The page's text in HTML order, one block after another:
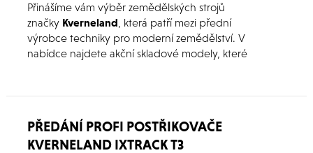
Přinášíme vám výběr zemědělských strojů
značky Kverneland , která patří mezi přední
výrobce techniky pro moderní zemědělství. V
nabídce najdete akční skladové modely, které
níže v článku.
PŘEDÁNÍ PROFI POSTŘIKOVAČE
KVERNELAND IXTRACK T3